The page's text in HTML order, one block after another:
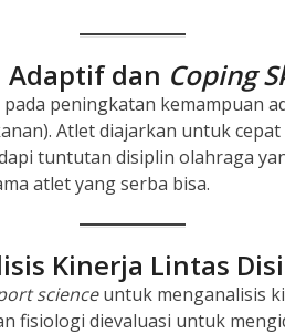
Adaptif dan Coping
peningkatan kemampuan
Atlet diajarkan untuk
tuntutan disiplin olahraga
atlet yang serba bisa.
Kinerja Lintas
scienceuntuk menganalisis
fisiologi dievaluasi untuk